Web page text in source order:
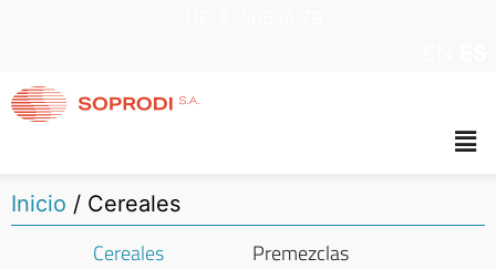
Inicio / Cereales
Cereales
Premezclas